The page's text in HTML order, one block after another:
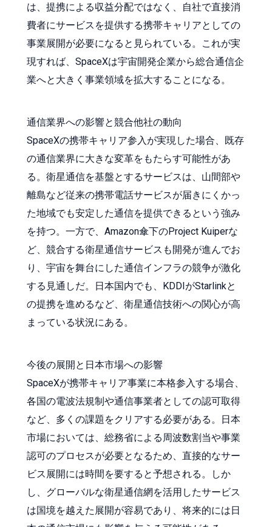
は、提携による収益分配ではなく、自社で直接消
費者にサービスを提供する携帯キャリアとしての
事業展開が必要になると見られている。これが実
現すれば、SpaceXは宇宙開発企業から総合通信企
業へと大きく事業領域を拡大することになる。
通信業界への影響と競合他社の動向
SpaceXの携帯キャリア参入が実現した場合、既存
の通信業界に大きな変革をもたらす可能性があ
る。衛星通信を基盤とするサービスは、山間部や
離島など従来の携帯電話サービスが届きにくかっ
た地域でも安定した通信を提供できるという強み
を持つ。一方で、Amazon傘下のProject Kuiperな
ど、競合する衛星通信サービスも開発が進んでお
り、宇宙を舞台にした通信インフラの競争が激化
する見通しだ。日本国内でも、KDDIがStarlinkと
の提携を進めるなど、衛星通信技術への関心が高
まっている状況にある。
今後の展開と日本市場への影響
SpaceXが携帯キャリア事業に本格参入する場合、
各国の電波法規制や通信事業者としての認可取得
など、多くの課題をクリアする必要がある。日本
市場においては、総務省による周波数割当や事業
認可のプロセスが必要となるため、直接的なサー
ビス展開には時間を要すると予想される。しか
し、グローバルな衛星通信網を活用したサービス
は国境を越えた展開が容易であり、将来的には日